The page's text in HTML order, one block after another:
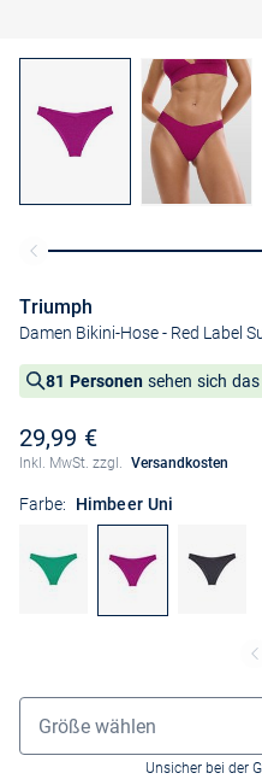
Triumph
Damen Bikini-Hose - Red Label
81 Personen sehen sich
29,99 €
Inkl. MwSt. zzgl. Versandkosten
Farbe: Himbeer Uni
Größenauswahl
Größe wählen
Unsicher bei der